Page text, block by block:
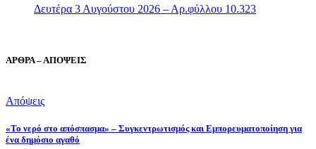
Δευτέρα 3 Αυγούστου 2026 – Αρ.φύλλου 10.323
ΑΡΘΡΑ – ΑΠΟΨΕΙΣ
Απόψεις
«Το νερό στο απόσπασμα» – Συγκεντρωτισμός και Εμπορευματοποίηση για
ένα δημόσιο αγαθό